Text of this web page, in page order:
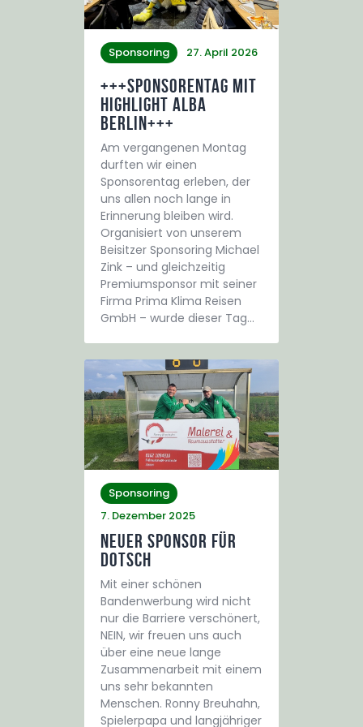
Sponsoring 27. April 2026
+++Sponsorentag mit
Highlight Alba
Berlin+++
Am vergangenen Montag
durften wir einen
Sponsorentag erleben, der
uns allen noch lange in
Erinnerung bleiben wird.
Organisiert von unserem
Beisitzer Sponsoring Michael
Zink – und gleichzeitig
Premiumsponsor mit seiner
Firma Prima Klima Reisen
GmbH – wurde dieser Tag…
Sponsoring
7. Dezember 2025
Neuer Sponsor für
Dotsch
Mit einer schönen
Bandenwerbung wird nicht
nur die Barriere verschönert,
NEIN, wir freuen uns auch
über eine neue lange
Zusammenarbeit mit einem
uns sehr bekannten
Menschen. Ronny Breuhahn,
Spielerpapa und langjähriger